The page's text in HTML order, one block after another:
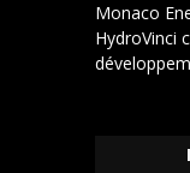
Monaco
HydroVinci